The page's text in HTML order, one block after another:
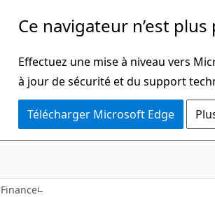
Ce navigateur n’est
Effectuez une mise à niveau vers
à jour de sécurité et du support
Télécharger Microsoft Edge